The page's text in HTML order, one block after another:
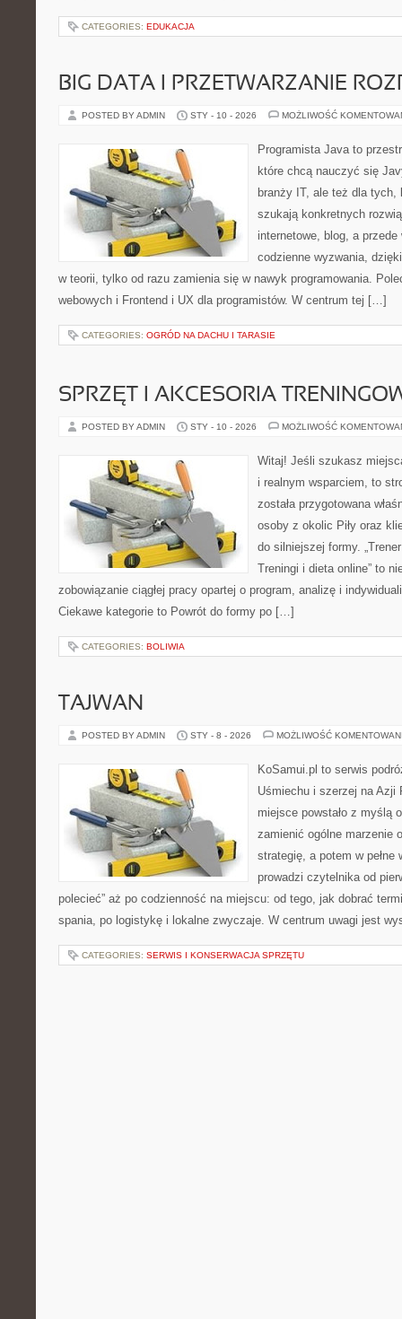
CATEGORIES: EDUKACJA
BIG DATA I PRZETWARZANIE
POSTED BY ADMIN STY - 10 - 2026 MOŻLIWOŚĆ
Programista Java to
które chcą nauczyć się
branży IT, ale też dla tych,
szukają konkretnych
internetowe, blog, a
codzienne wyzwania,
w teorii, tylko od razu zamienia się w nawyk programowania.
webowych i Frontend i UX dla programistów. W centrum tej […]
CATEGORIES: OGRÓD NA DACHU I TARASIE
SPRZĘT I AKCESORIA
POSTED BY ADMIN STY - 10 - 2026 MOŻLIWOŚĆ
Witaj! Jeśli szukasz
i realnym wsparciem, to
została przygotowana
osoby z okolic Piły oraz
do silniejszej formy.
Treningi i dieta online” to
zobowiązanie ciągłej pracy opartej o program, analizę i
Ciekawe kategorie to Powrót do formy po […]
CATEGORIES: BOLIWIA
TAJWAN
POSTED BY ADMIN STY - 8 - 2026 MOŻLIWOŚĆ
KoSamui.pl to serwis
Uśmiechu i szerzej na Azji
miejsce powstało z myślą
zamienić ogólne marzenie
strategię, a potem w pełne
prowadzi czytelnika od
polecieć” aż po codzienność na miejscu: od tego, jak dobrać
spania, po logistykę i lokalne zwyczaje. W centrum uwagi jest
CATEGORIES: SERWIS I KONSERWACJA SPRZĘTU